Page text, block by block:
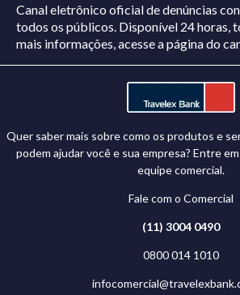
Canal eletrônico oficial de denúncias
todos os públicos. Disponível 24 horas,
mais informações, acesse a página do
Quer saber mais sobre como os produtos e
podem ajudar você e sua empresa? Entre
equipe comercial.
Fale com o Comercial
(11) 3004 0490
0800 014 1010